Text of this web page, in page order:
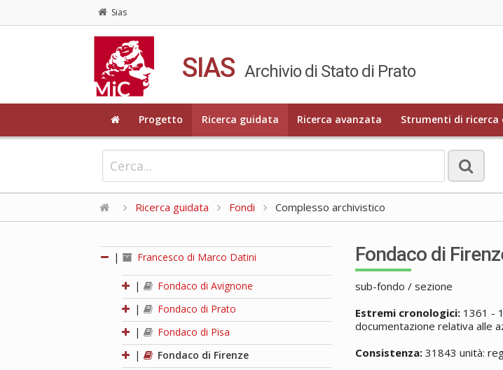
Sias
SIAS Archivio di Stato di Prato
Progetto Ricerca guidata Ricerca avanzata Strumenti di ricerca
Ricerca guidata Fondi Complesso archivistico
| Francesco di Marco Datini
|
Fondaco di Avignone
|
Fondaco di Prato
|
Fondaco di Pisa
|
Fondaco di Firenze
Fondaco di
sub-fondo / sezione
Estremi cronologici: 1361 -
documentazione relativa alle
Consistenza: 31843 unità: